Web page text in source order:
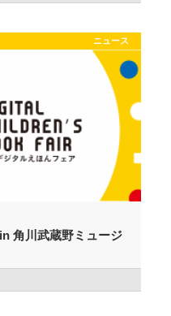
ニュース
角川武蔵野ミュージ